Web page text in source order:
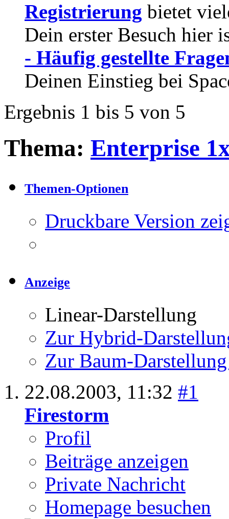
Registrierung bietet
Dein erster Besuch hier
- Häufig gestellte
Deinen Einstieg bei
Ergebnis 1 bis 5 von 5
Thema: Enterprise
Themen-Optionen
Druckbare Version
Anzeige
Linear-Darstellung
Zur Hybrid-
Zur Baum-
22.08.2003, 11:32 #1
Firestorm
Profil
Beiträge anzeigen
Private Nachricht
Homepage besuchen